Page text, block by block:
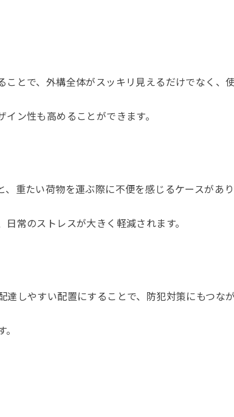
とで、外構全体がスッキリ見えるだけでなく、
ン性も高めることができます。
重たい荷物を運ぶ際に不便を感じるケースがあ
常のストレスが大きく軽減されます。
しやすい配置にすることで、防犯対策にもつな